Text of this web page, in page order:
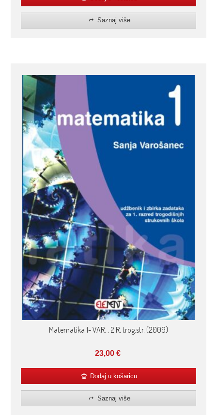
Saznaj više
Matematika 1- VAR. , 2.R, trog.str. (2009)
23,00 €
Dodaj u košaricu
Saznaj više